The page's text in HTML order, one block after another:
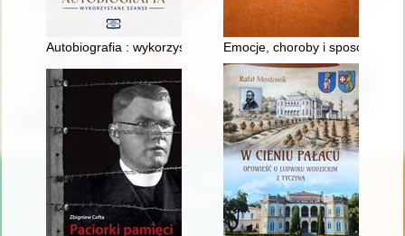
Autobiografia : wykorzystane szanseEmocje, choroby i sposoby